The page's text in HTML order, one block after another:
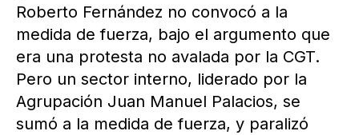
Roberto Fernández no convocó a la
medida de fuerza, bajo el argumento que
era una protesta no avalada por la CGT.
Pero un sector interno, liderado por la
Agrupación Juan Manuel Palacios, se
sumó a la medida de fuerza, y paralizó